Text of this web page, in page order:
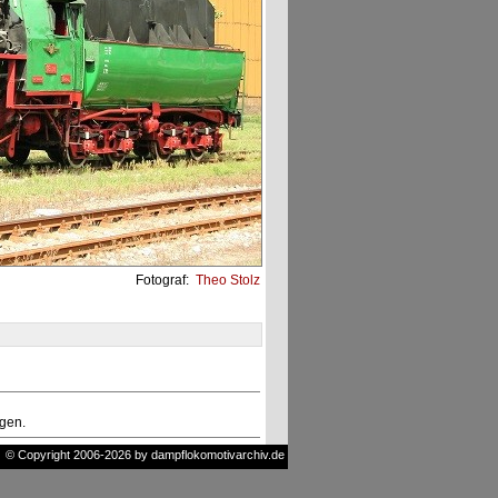
Fotograf: Theo Stolz
© Copyright 2006-2026 by dampflokomotivarchiv.de